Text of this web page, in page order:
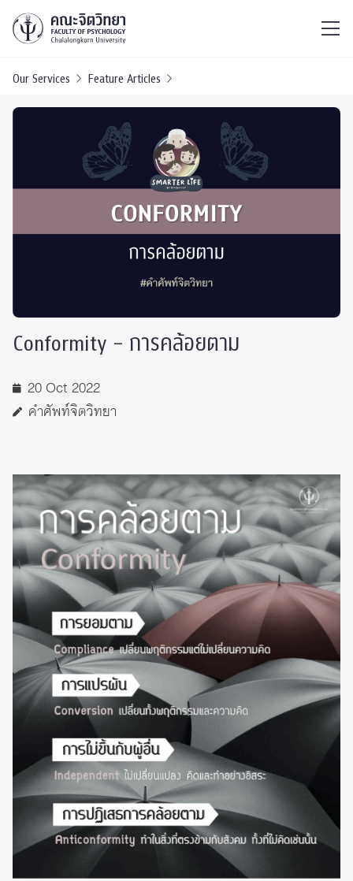
Our Services Feature Articles
Conformity – การคล้อยตาม
20 Oct 2022
คำศัพท์จิตวิทยา